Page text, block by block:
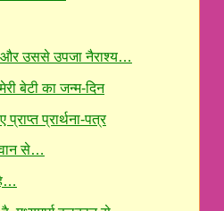
और उससे उपजा नैराश्य…
बेटी का जन्म-दिन
प्रार्थना-पत्र
से…